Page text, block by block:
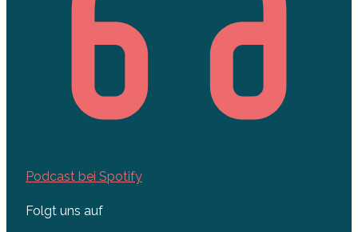
Podcast bei Spotify
Folgt uns auf